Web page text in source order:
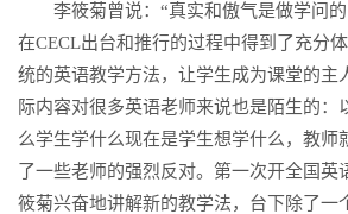
李筱菊曾说：“真实和傲气是做学问
在CECL出台和推行的过程中得到了充分
统的英语教学方法，让学生成为课堂的主
际内容对很多英语老师来说也是陌生的：
么学生学什么现在是学生想学什么，教师
了一些老师的强烈反对。第一次开全国英
筱菊兴奋地讲解新的教学法，台下除了一